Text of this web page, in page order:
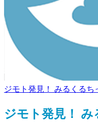
ジモト発見！ みるくるち
ジモト発見！